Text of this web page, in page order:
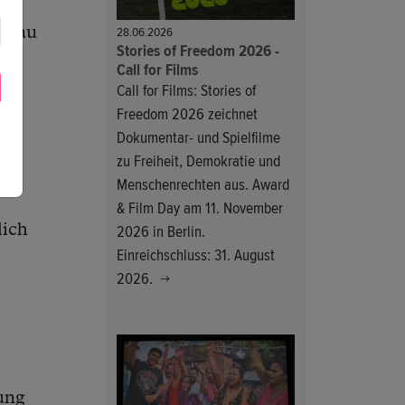
28.06.2026
Stories of Freedom 2026 -
Call for Films
Call for Films: Stories of
Freedom 2026 zeichnet
Dokumentar- und Spielfilme
zu Freiheit, Demokratie und
Menschenrechten aus. Award
& Film Day am 11. November
2026 in Berlin.
Einreichschluss: 31. August
2026.